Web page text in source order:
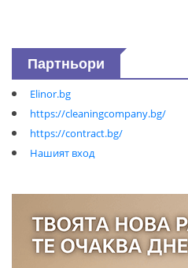
Партньори
Elinor.bg
https://cleaningcompany.bg/
https://contract.bg/
Нашият вход